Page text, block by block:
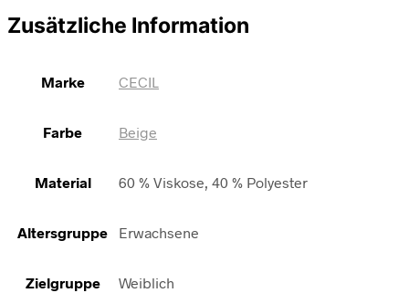
Zusätzliche Information
Marke CECIL
Farbe Beige
Material 60 % Viskose, 40 % Polyester
Altersgruppe Erwachsene
Zielgruppe Weiblich